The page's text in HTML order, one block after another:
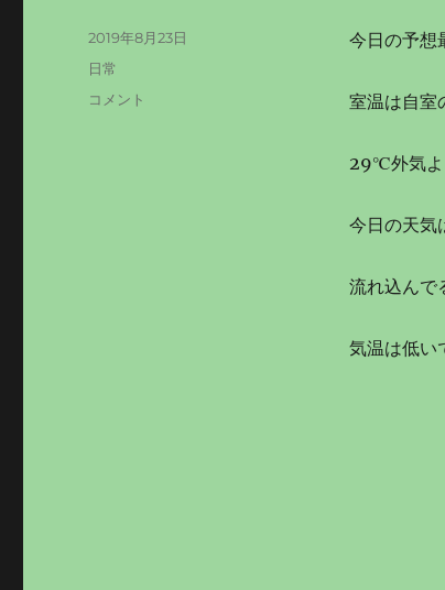
今日の予
室温は自室
29℃外気よ
今日の天気
流れ込んで
気温は低い
投
稿
日:
2019年8月23日
カ
日常
真
コメント